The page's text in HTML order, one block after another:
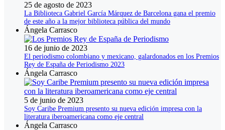
25 de agosto de 2023
La Biblioteca Gabriel García Márquez de Barcelona gana el premio
de este año a la mejor biblioteca pública del mundo
Ángela Carrasco
16 de junio de 2023
El periodismo colombiano y mexicano, galardonados en los Premios
Rey de España de Periodismo 2023
Ángela Carrasco
5 de junio de 2023
Soy Caribe Premium presento su nueva edición impresa con la
literatura iberoamericana como eje central
Ángela Carrasco